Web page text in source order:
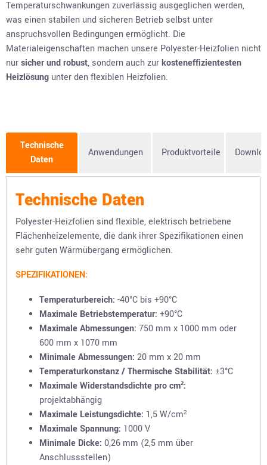
Temperaturschwankungen zuverlässig ausgeglichen werden,
was einen stabilen und sicheren Betrieb selbst unter
anspruchsvollen Bedingungen ermöglicht. Die
Materialeigenschaften machen unsere Polyester-Heizfolien nicht
nursicher und robust, sondern auch zurkosteneffizientesten
Heizlösung unter den flexiblen Heizfolien.
Technische
Daten
Anwendungen Produktvorteile
Technische Daten
Polyester-Heizfolien sind flexible, elektrisch betriebene
Flächenheizelemente, die dank ihrer Spezifikationen einen
sehr guten Wärmübergang ermöglichen.
SPEZIFIKATIONEN:
Temperaturbereich: -40°C bis +90°C
Maximale Betriebstemperatur: +90°C
Maximale Abmessungen: 750 mm x 1000 mm oder
600 mm x 1070 mm
Minimale Abmessungen: 20 mm x 20 mm
Temperaturkonstanz / Thermische Stabilität: ±3°C
Maximale Widerstandsdichte pro cm²:
projektabhängig
Maximale Leistungsdichte: 1,5 W/cm²
Maximale Spannung: 1000 V
Minimale Dicke: 0,26 mm (2,5 mm über
Anschlussstellen)